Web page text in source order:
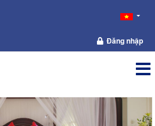
Đăng nhập